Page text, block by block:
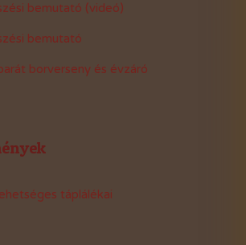
bemutató (videó)
bemutató
borverseny és évzáró
táplálékai